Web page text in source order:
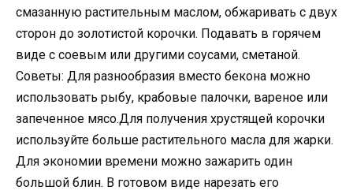
смазанную растительным маслом, обжаривать с двух
сторон до золотистой корочки. Подавать в горячем
виде с соевым или другими соусами, сметаной.
Советы: Для разнообразия вместо бекона можно
использовать рыбу, крабовые палочки, вареное или
запеченное мясо.Для получения хрустящей корочки
используйте больше растительного масла для жарки.
Для экономии времени можно зажарить один
большой блин. В готовом виде нарезать его